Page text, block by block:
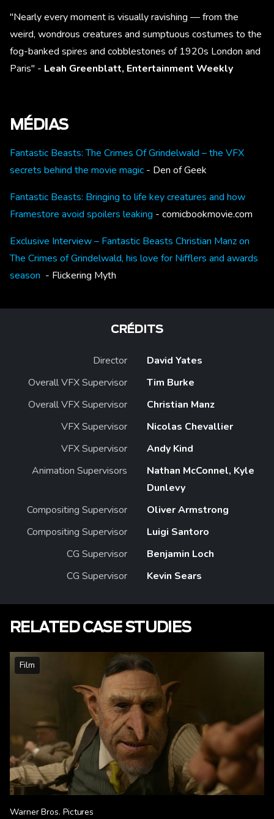
"Nearly every moment is visually ravishing — from the
weird, wondrous creatures and sumptuous costumes to the
fog-banked spires and cobblestones of 1920s London and
Paris" - Leah Greenblatt, Entertainment Weekly
MÉDIAS
Fantastic Beasts: The Crimes Of Grindelwald – the VFX
secrets behind the movie magic - Den of Geek
Fantastic Beasts: Bringing to life key creatures and how
Framestore avoid spoilers leaking - comicbookmovie.com
Exclusive Interview – Fantastic Beasts Christian Manz on
The Crimes of Grindelwald, his love for Nifflers and awards
season - Flickering Myth
CRÉDITS
Director
David Yates
Overall VFX Supervisor
Tim Burke
Overall VFX Supervisor
Christian Manz
VFX Supervisor
Nicolas Chevallier
VFX Supervisor
Andy Kind
Animation Supervisors
Nathan McConnel, Kyle
Dunlevy
Compositing Supervisor
Oliver Armstrong
Compositing Supervisor
Luigi Santoro
CG Supervisor
Benjamin Loch
CG Supervisor
Kevin Sears
RELATED CASE STUDIES
Film
Warner Bros. Pictures